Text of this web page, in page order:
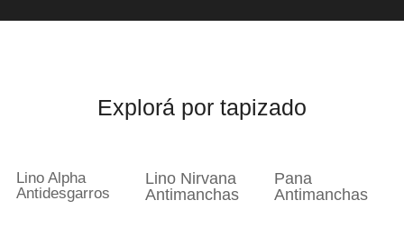
Explorá por tapizado
Lino Alpha
Antidesgarros
Lino Nirvana
Antimanchas
Pana
Antimanchas